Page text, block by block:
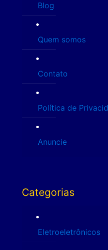
Blog
Quem somos
Contato
Política de
Anuncie
Categorias
Eletroeletrônicos